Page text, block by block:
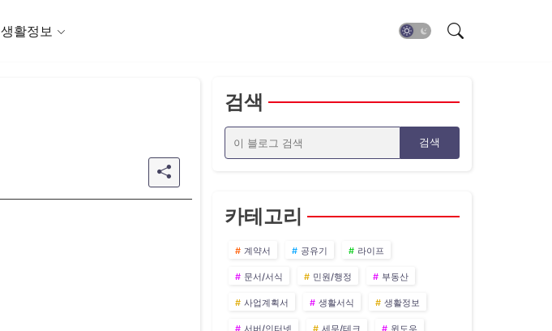
생활정보
검색
카테고리
계약서 공유기 라이프
문서/서식 민원/행정 부동산
사업계획서 생활서식 생활정보
서버/인터넷 세무/테크 윈도우